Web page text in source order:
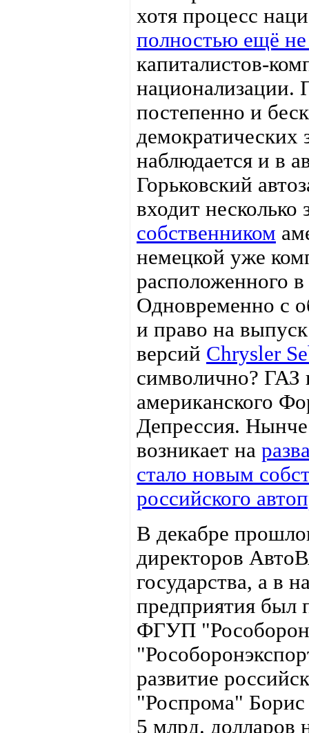
хотя процесс
полностью ещё
капиталистов-
национализации.
постепенно и
демократических
наблюдается и в
Горьковский
входит несколько
собственником
немецкой уже
расположенного
Одновременно с
и право на
версий Chrysler
символично? ГАЗ
американского
Депрессия.
возникает на
стало новым
российского
В декабре
директоров
государства, а в
предприятия был
ФГУП
развитие
"Роспрома"
5 млрд. долларов